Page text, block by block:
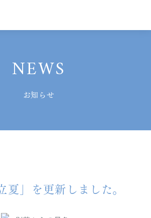
NEWS
お知らせ
夏」を更新しました。